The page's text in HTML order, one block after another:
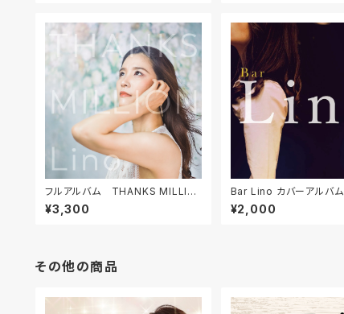
フルアルバム THANKS MILLIO
N
¥3,300
Bar Lino カバーアルバム
¥2,000
その他の商品